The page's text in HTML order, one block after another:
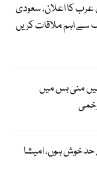
عرب کا اعلان، سعودی
سے اہم ملاقات کریں
منی بس میں
حد خوش ہوں، امیشا